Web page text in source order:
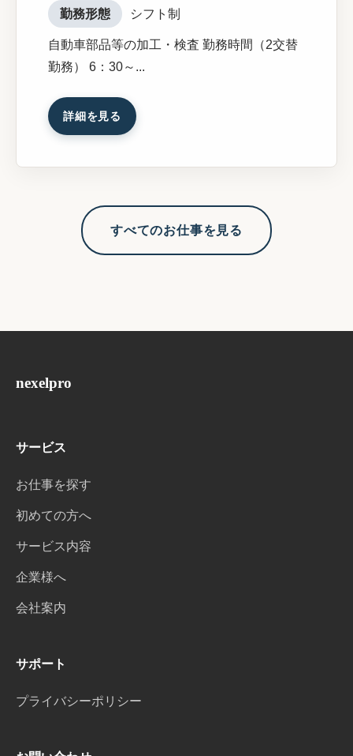
勤務形態 シフト制
自動車部品等の加工・検査 勤務時間（2交替
勤務） 6：30～...
詳細を見る
すべてのお仕事を見る
nexelpro
サービス
お仕事を探す
初めての方へ
サービス内容
企業様へ
会社案内
サポート
プライバシーポリシー